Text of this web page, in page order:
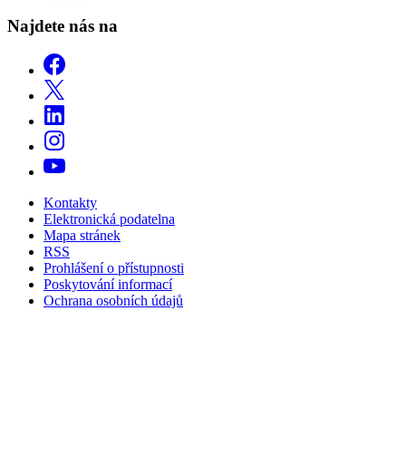
Najdete nás na
Kontakty
Elektronická podatelna
Mapa stránek
RSS
Prohlášení o přístupnosti
Poskytování informací
Ochrana osobních údajů